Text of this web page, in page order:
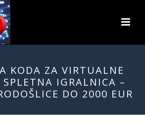
KODA ZA VIRTUALNE
IGRALNICA –
DO 2000 EUR